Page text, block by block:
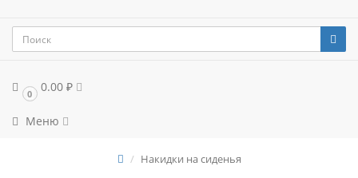
0 0.00 ₽
Меню
Накидки на сиденья